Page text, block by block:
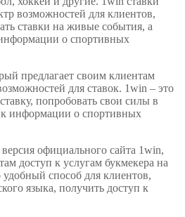
возможностей для клиентов,
ставки на живые события, а
о спортивных
предлагает своим клиентам
для ставок. 1win – это
попробовать свои силы в
к информации о спортивных
версия официального сайта 1win,
доступ к услугам букмекера на
способ для клиентов,
языка, получить доступ к